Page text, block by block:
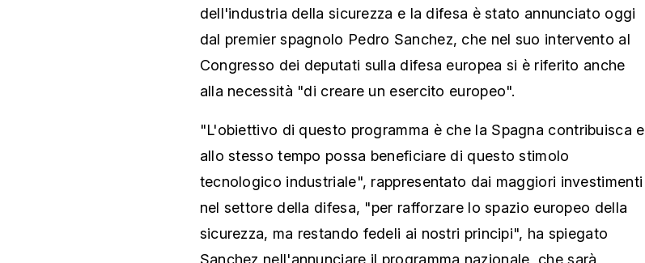
dell'industria della sicurezza e la difesa è stato annunciato oggi
dal premier spagnolo Pedro Sanchez, che nel suo intervento al
Congresso dei deputati sulla difesa europea si è riferito anche
alla necessità "di creare un esercito europeo".
"L'obiettivo di questo programma è che la Spagna contribuisca e
allo stesso tempo possa beneficiare di questo stimolo
tecnologico industriale", rappresentato dai maggiori investimenti
nel settore della difesa, "per rafforzare lo spazio europeo della
sicurezza, ma restando fedeli ai nostri principi", ha spiegato
Sanchez nell'annunciare il programma nazionale, che sarà